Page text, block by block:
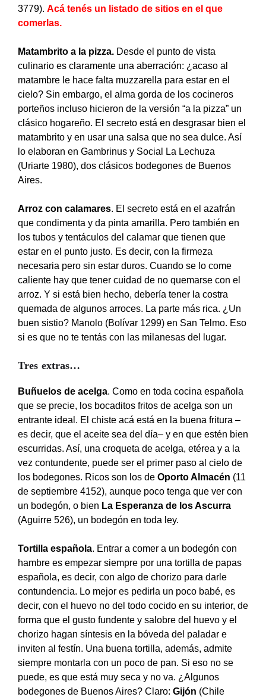
3779). Acá tenés un listado de sitios en el que
comerlas.
Matambrito a la pizza. Desde el punto de vista
culinario es claramente una aberración: ¿acaso al
matambre le hace falta muzzarella para estar en el
cielo? Sin embargo, el alma gorda de los cocineros
porteños incluso hicieron de la versión “a la pizza” un
clásico hogareño. El secreto está en desgrasar bien el
matambrito y en usar una salsa que no sea dulce. Así
lo elaboran en Gambrinus y Social La Lechuza
(Uriarte 1980), dos clásicos bodegones de Buenos
Aires.
Arroz con calamares. El secreto está en el azafrán
que condimenta y da pinta amarilla. Pero también en
los tubos y tentáculos del calamar que tienen que
estar en el punto justo. Es decir, con la firmeza
necesaria pero sin estar duros. Cuando se lo come
caliente hay que tener cuidad de no quemarse con el
arroz. Y si está bien hecho, debería tener la costra
quemada de algunos arroces. La parte más rica. ¿Un
buen sistio? Manolo (Bolívar 1299) en San Telmo. Eso
si es que no te tentás con las milanesas del lugar.
Tres extras…
Buñuelos de acelga. Como en toda cocina española
que se precie, los bocaditos fritos de acelga son un
entrante ideal. El chiste acá está en la buena fritura –
es decir, que el aceite sea del día– y en que estén bien
escurridas. Así, una croqueta de acelga, etérea y a la
vez contundente, puede ser el primer paso al cielo de
los bodegones. Ricos son los de Oporto Almacén (11
de septiembre 4152), aunque poco tenga que ver con
un bodegón, o bien La Esperanza de los Ascurra
(Aguirre 526), un bodegón en toda ley.
Tortilla española. Entrar a comer a un bodegón con
hambre es empezar siempre por una tortilla de papas
española, es decir, con algo de chorizo para darle
contundencia. Lo mejor es pedirla un poco babé, es
decir, con el huevo no del todo cocido en su interior, de
forma que el gusto fundente y salobre del huevo y el
chorizo hagan síntesis en la bóveda del paladar e
inviten al festín. Una buena tortilla, además, admite
siempre montarla con un poco de pan. Si eso no se
puede, es que está muy seca y no va. ¿Algunos
bodegones de Buenos Aires? Claro: Gijón (Chile